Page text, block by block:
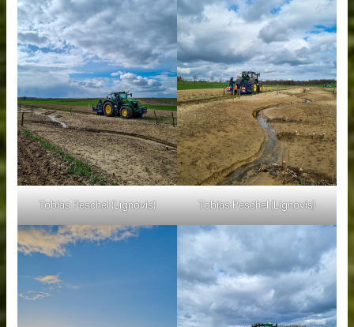
Tobias Peschel (Lignovis) Tobias Peschel (Lignovis)